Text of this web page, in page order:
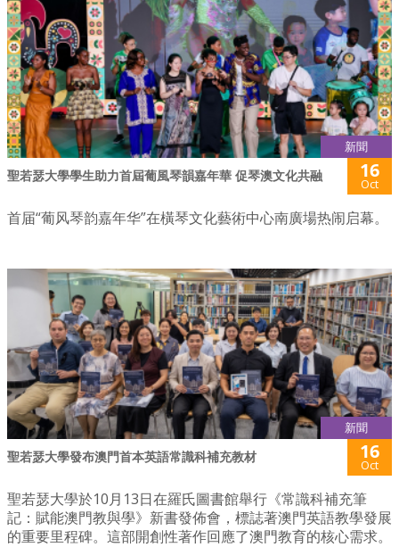
新聞
聖若瑟大學學生助力首屆葡風琴韻嘉年華 促琴澳文化共融 16
Oct
首届“葡风琴韵嘉年华”在橫琴文化藝術中心南廣場热闹启幕。
新聞
聖若瑟大學發布澳門首本英語常識科補充教材 16
Oct
聖若瑟大學於10月13日在羅氏圖書館舉行《常識科補充筆
記：賦能澳門教與學》新書發佈會，標誌著澳門英語教學發展
的重要里程碑。這部開創性著作回應了澳門教育的核心需求。